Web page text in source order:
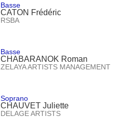
Basse
CATON Frédéric
RSBA
Basse
CHABARANOK Roman
ZELAYA ARTISTS MANAGEMENT
Soprano
CHAUVET Juliette
DELAGE ARTISTS